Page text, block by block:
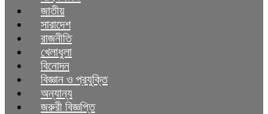
জাতীয়
সারাদেশ
রাজনীতি
খেলাধুলা
বিনোদন
বিজ্ঞান ও প্রযুক্তি
অন্যান্য
জরুরী বিজ্ঞপ্তি